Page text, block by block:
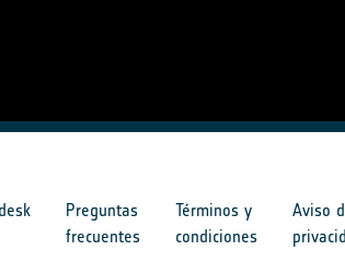
Preguntas
frecuentes
Términos y
condiciones
Aviso